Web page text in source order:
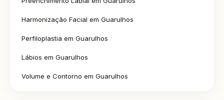
Harmonização Facial em Guarulhos
Perfiloplastia em Guarulhos
Lábios em Guarulhos
Volume e Contorno em Guarulhos